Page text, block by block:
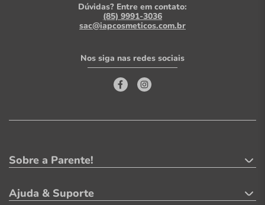
Dúvidas? Entre em contato:
(85) 9991-3036
sac@iapcosmeticos.com.br
Nos siga nas redes sociais
Sobre a Parente!
Ajuda & Suporte